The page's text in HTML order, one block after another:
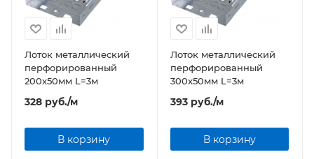
Лоток металлический
перфорированный
200x50мм L=3м
328 руб./м
В корзину
Лоток металлический
перфорированный
300x50мм L=3м
393руб./м
В корзину